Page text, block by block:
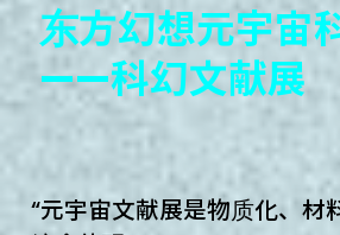
东方幻想元宇宙
——科幻文献展
“元宇宙文献展是物质化、 材